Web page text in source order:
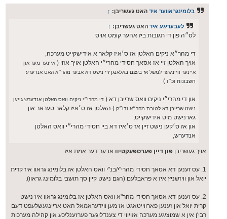
בלומינגראווער איד האט געשריבן: ↑
לעבעדיגע איד האט געשריבן: ↑
לס״ה פון די תגובות ביז אהער קומט אויס
די מהר״א ניקים האלטן אז ס׳איז קלאר א אידישקייט מערכה,
אויך האלטן זיי אז אסאך חסידי מהרי״י האלטן אויך אזוי ( איינער מער און
איינער ווייניגער למשל אז בעצם באלאנגן זיי נישט דא אבער מהר״א האט אנדערע
חשבונות וכ״ו )
און די מהרי״י ניקים וואס שרייבן דא ( די מהרי״י ניקים וואס האלטן אנדערש גייען
נישט שרייבן דא לטובת מהר״א ודו״ק ) האלטן אז ס׳איז קלאר טעראר און
גארנישט מיט אידישקייט,
און אז ס׳קען נישט זיין אז ס׳איז דא ביי חסידי מהרי״י וואס האלטן
אנדערש,
אויך געשריבן פון דיין פערספעקטיוו אבער דער אמת איז:
1. עס זענען דא אסאך חסידי מהרי"י/בנ"י וואס האלטן אז בלומינג גראוו איז קרית
יואל און וויזשניץ איז א פראבלעם (הגם נישט קיין סך תושבי בלומינג גראוו),
2. עס זענען דא אסאך חסידי מהר"א וואס האלטן אז בלומינג גראוו איז נישט
קרית יואל און זענען פארווייטאגט אז מען ווידעראמאל האט אריינגעשלעפט דעם
רבי'ן אין א שמוציגע מערכה אזויווי די צענדליגער פערזענליכע און קהילה מערכות